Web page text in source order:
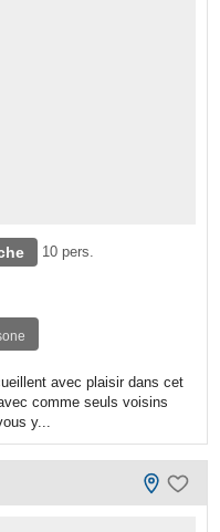
10 pers.
avec plaisir dans cet
comme seuls voisins
y...